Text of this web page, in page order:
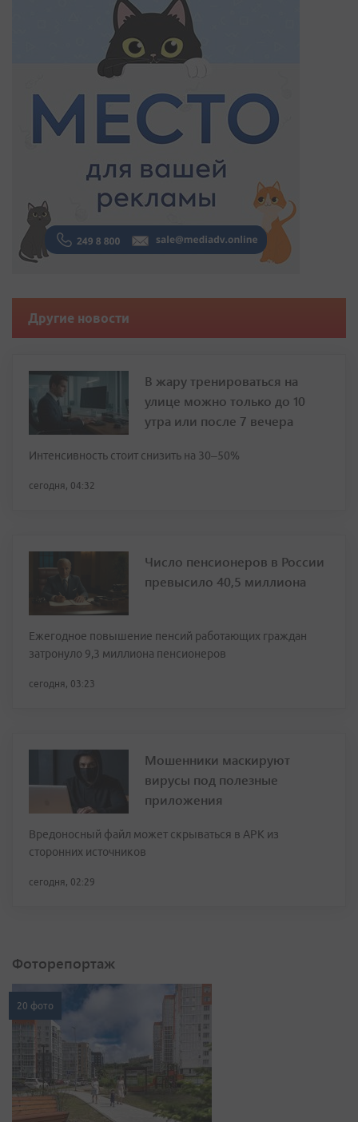
Другие новости
В жару тренироваться на
улице можно только до 10
утра или после 7 вечера
Интенсивность стоит снизить на 30–50%
сегодня, 04:32
Число пенсионеров в России
превысило 40,5 миллиона
Ежегодное повышение пенсий работающих граждан
затронуло 9,3 миллиона пенсионеров
сегодня, 03:23
Мошенники маскируют
вирусы под полезные
приложения
Вредоносный файл может скрываться в APK из
сторонних источников
сегодня, 02:29
Фоторепортаж
20 фото